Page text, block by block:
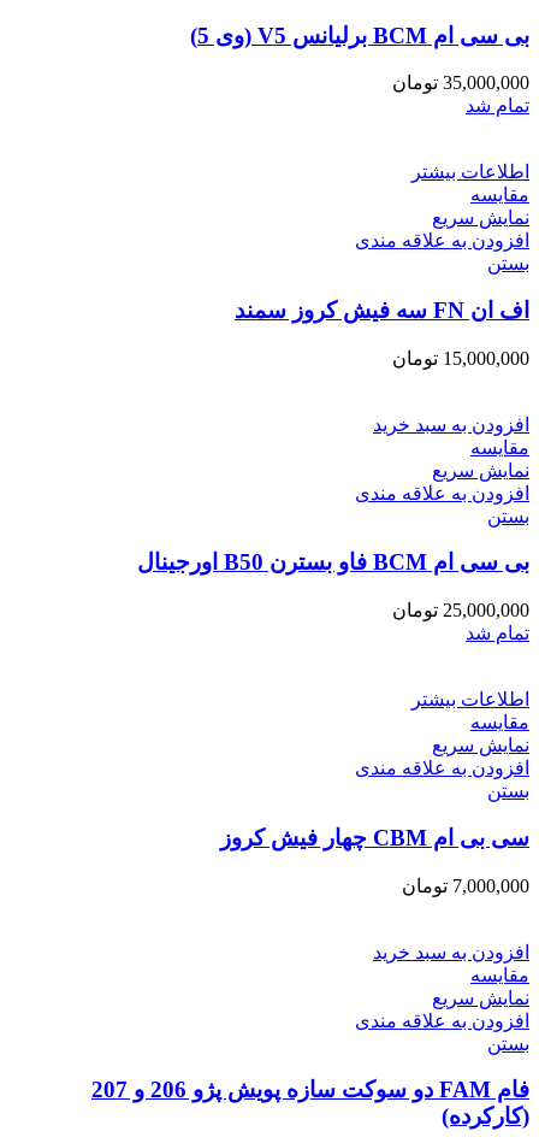
بی سی ام BCM برلیانس V5 (وی 5)
35,000,000 تومان
تمام شد
اطلاعات بیشتر
مقایسه
نمایش سریع
افزودن به علاقه مندی
بستن
اف ان FN سه فیش کروز سمند
15,000,000 تومان
افزودن به سبد خرید
مقایسه
نمایش سریع
افزودن به علاقه مندی
بستن
بی سی ام BCM فاو بسترن B50 اورجینال
25,000,000 تومان
تمام شد
اطلاعات بیشتر
مقایسه
نمایش سریع
افزودن به علاقه مندی
بستن
سی بی ام CBM چهار فیش کروز
7,000,000 تومان
افزودن به سبد خرید
مقایسه
نمایش سریع
افزودن به علاقه مندی
بستن
فام FAM دو سوکت سازه پویش پژو 206 و 207
(کارکرده)